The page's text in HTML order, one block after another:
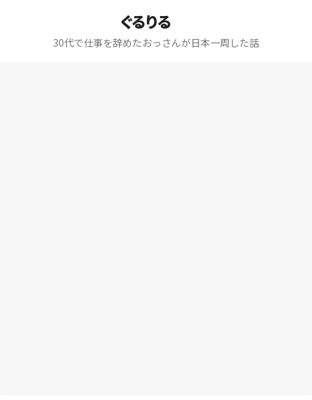
ぐるりる
30代で仕事を辞めたおっさんが日本一周した話